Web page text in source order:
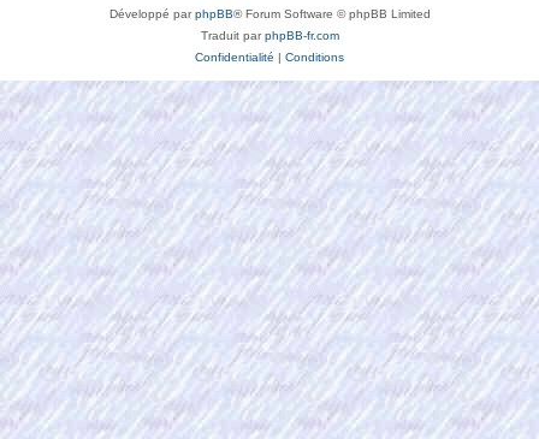
Développé parphpBB® Forum Software © phpBB Limited
Traduit parphpBB-fr.com
Confidentialité | Conditions